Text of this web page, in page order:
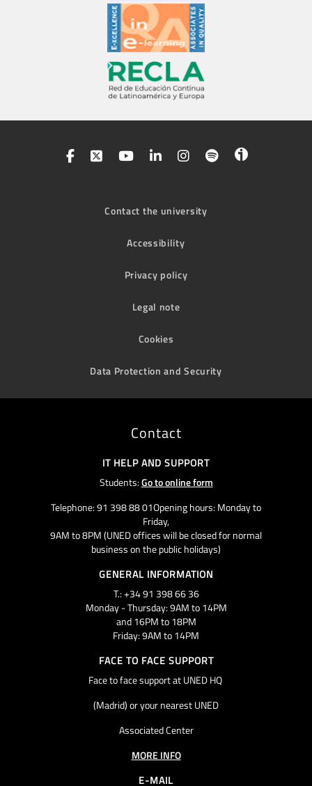
Contact the university
Accessibility
Privacy policy
Legal note
Cookies
Data Protection and Security
Contact
IT HELP AND SUPPORT
Students:Go to online form
Telephone: 91 398 88 01Opening hours: Monday to
Friday,
9AM to 8PM (UNED offices will be closed for normal
business on the public holidays)
GENERAL INFORMATION
T.: +34 91 398 66 36
Monday - Thursday: 9AM to 14PM
and 16PM to 18PM
Friday: 9AM to 14PM
FACE TO FACE SUPPORT
Face to face support at UNED HQ
(Madrid) or your nearest UNED
Associated Center
MORE INFO
E-MAIL